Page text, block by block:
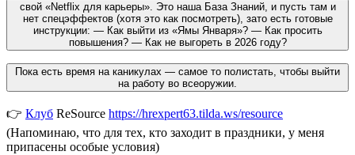
свой «Netflix для карьеры». Это наша База Знаний, и пусть там и
нет спецэффектов (хотя это как посмотреть), зато есть готовые
инструкции: — Как выйти из «Ямы Января»? — Как просить
повышения? — Как не выгореть в 2026 году?
Пока есть время на каникулах — самое то полистать, чтобы выйти
на работу во всеоружии.
👉 Клуб ReSource https://hrexpert63.tilda.ws/resource
(Напоминаю, что для тех, кто заходит в праздники, у меня
припасены особые условия)